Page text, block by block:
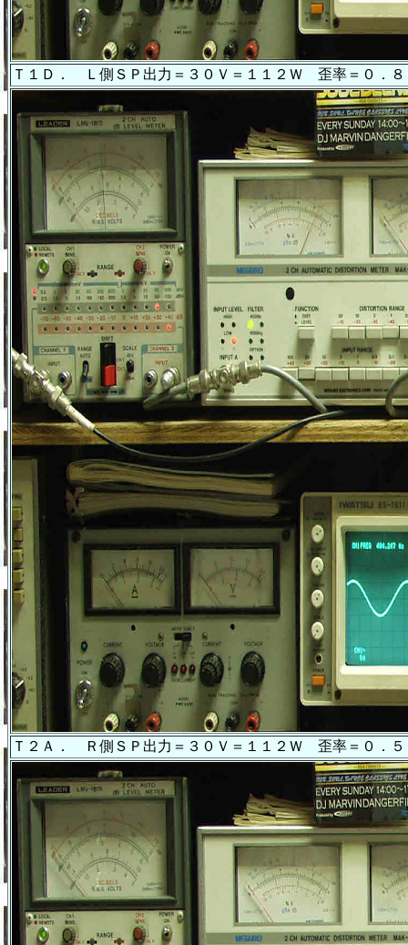
Ｔ１Ｄ． Ｌ側ＳＰ出力＝３０Ｖ＝１１２Ｗ 歪率＝０．
Ｔ２Ａ． Ｒ側ＳＰ出力＝３０Ｖ＝１１２Ｗ 歪率＝０．